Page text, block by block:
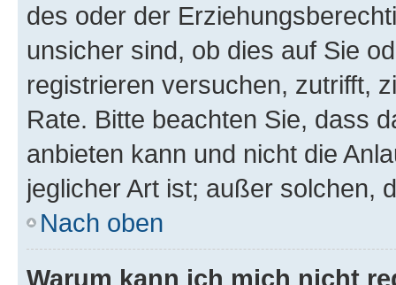
des oder der
unsicher sind, ob dies auf Sie
registrieren versuchen, zutrifft,
Rate. Bitte beachten Sie, dass
anbieten kann und nicht die
jeglicher Art ist; außer solchen,
Nach oben
Warum kann ich mich nicht